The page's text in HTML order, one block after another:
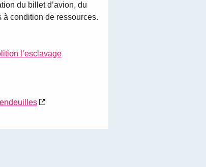
du billet d’avion, du
à condition de ressources.
l’esclavage